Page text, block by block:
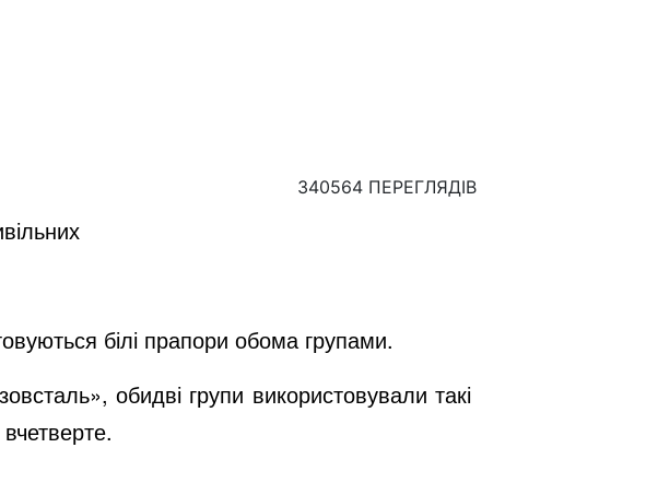
340564 ПЕРЕГЛЯДІВ
білі прапори обома групами.
обидві групи використовували такі